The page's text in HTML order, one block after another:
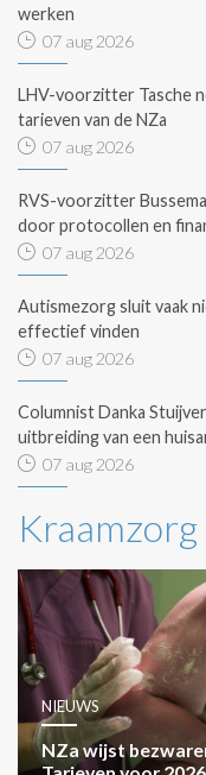
werken
07 aug 2026
LHV-voorzitter Tasche
tarieven van de NZa
07 aug 2026
RVS-voorzitter
door protocollen en
07 aug 2026
Autismezorg sluit vaak
effectief vinden
07 aug 2026
Columnist Danka
uitbreiding van een
07 aug 2026
Kraamzorg
NIEUWS
NZa wijst